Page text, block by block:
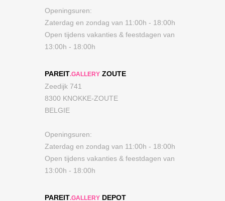
Openingsuren:
Zaterdag en zondag van 11:00h - 18:00h
Open tijdens vakanties & feestdagen van
13:00h - 18:00h
PAREIT.GALLERY ZOUTE
Zeedijk 741
8300 KNOKKE-ZOUTE
BELGIE
Openingsuren:
Zaterdag en zondag van 11:00h - 18:00h
Open tijdens vakanties & feestdagen van
13:00h - 18:00h
PAREIT.GALLERY DEPOT